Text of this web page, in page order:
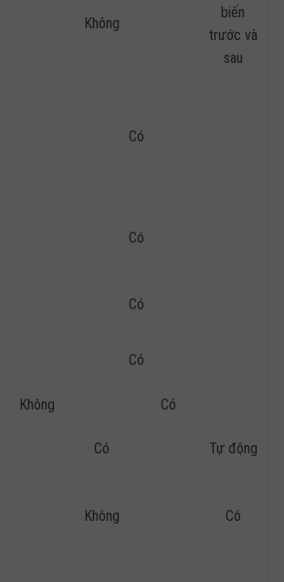
Không
biến
trước và
sau
Có
Có
Có
Có
Không
Có
Có Tự động
Không Có